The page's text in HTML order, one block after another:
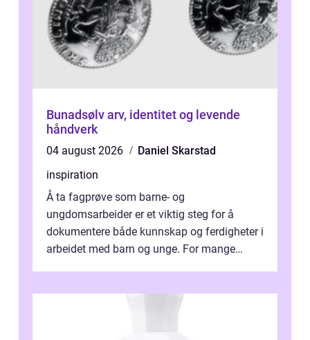
Bunadsølv arv, identitet og levende
håndverk
04 august 2026
Daniel Skarstad
inspiration
Å ta fagprøve som barne- og
ungdomsarbeider er et viktig steg for å
dokumentere både kunnskap og ferdigheter i
arbeidet med barn og unge. For mange